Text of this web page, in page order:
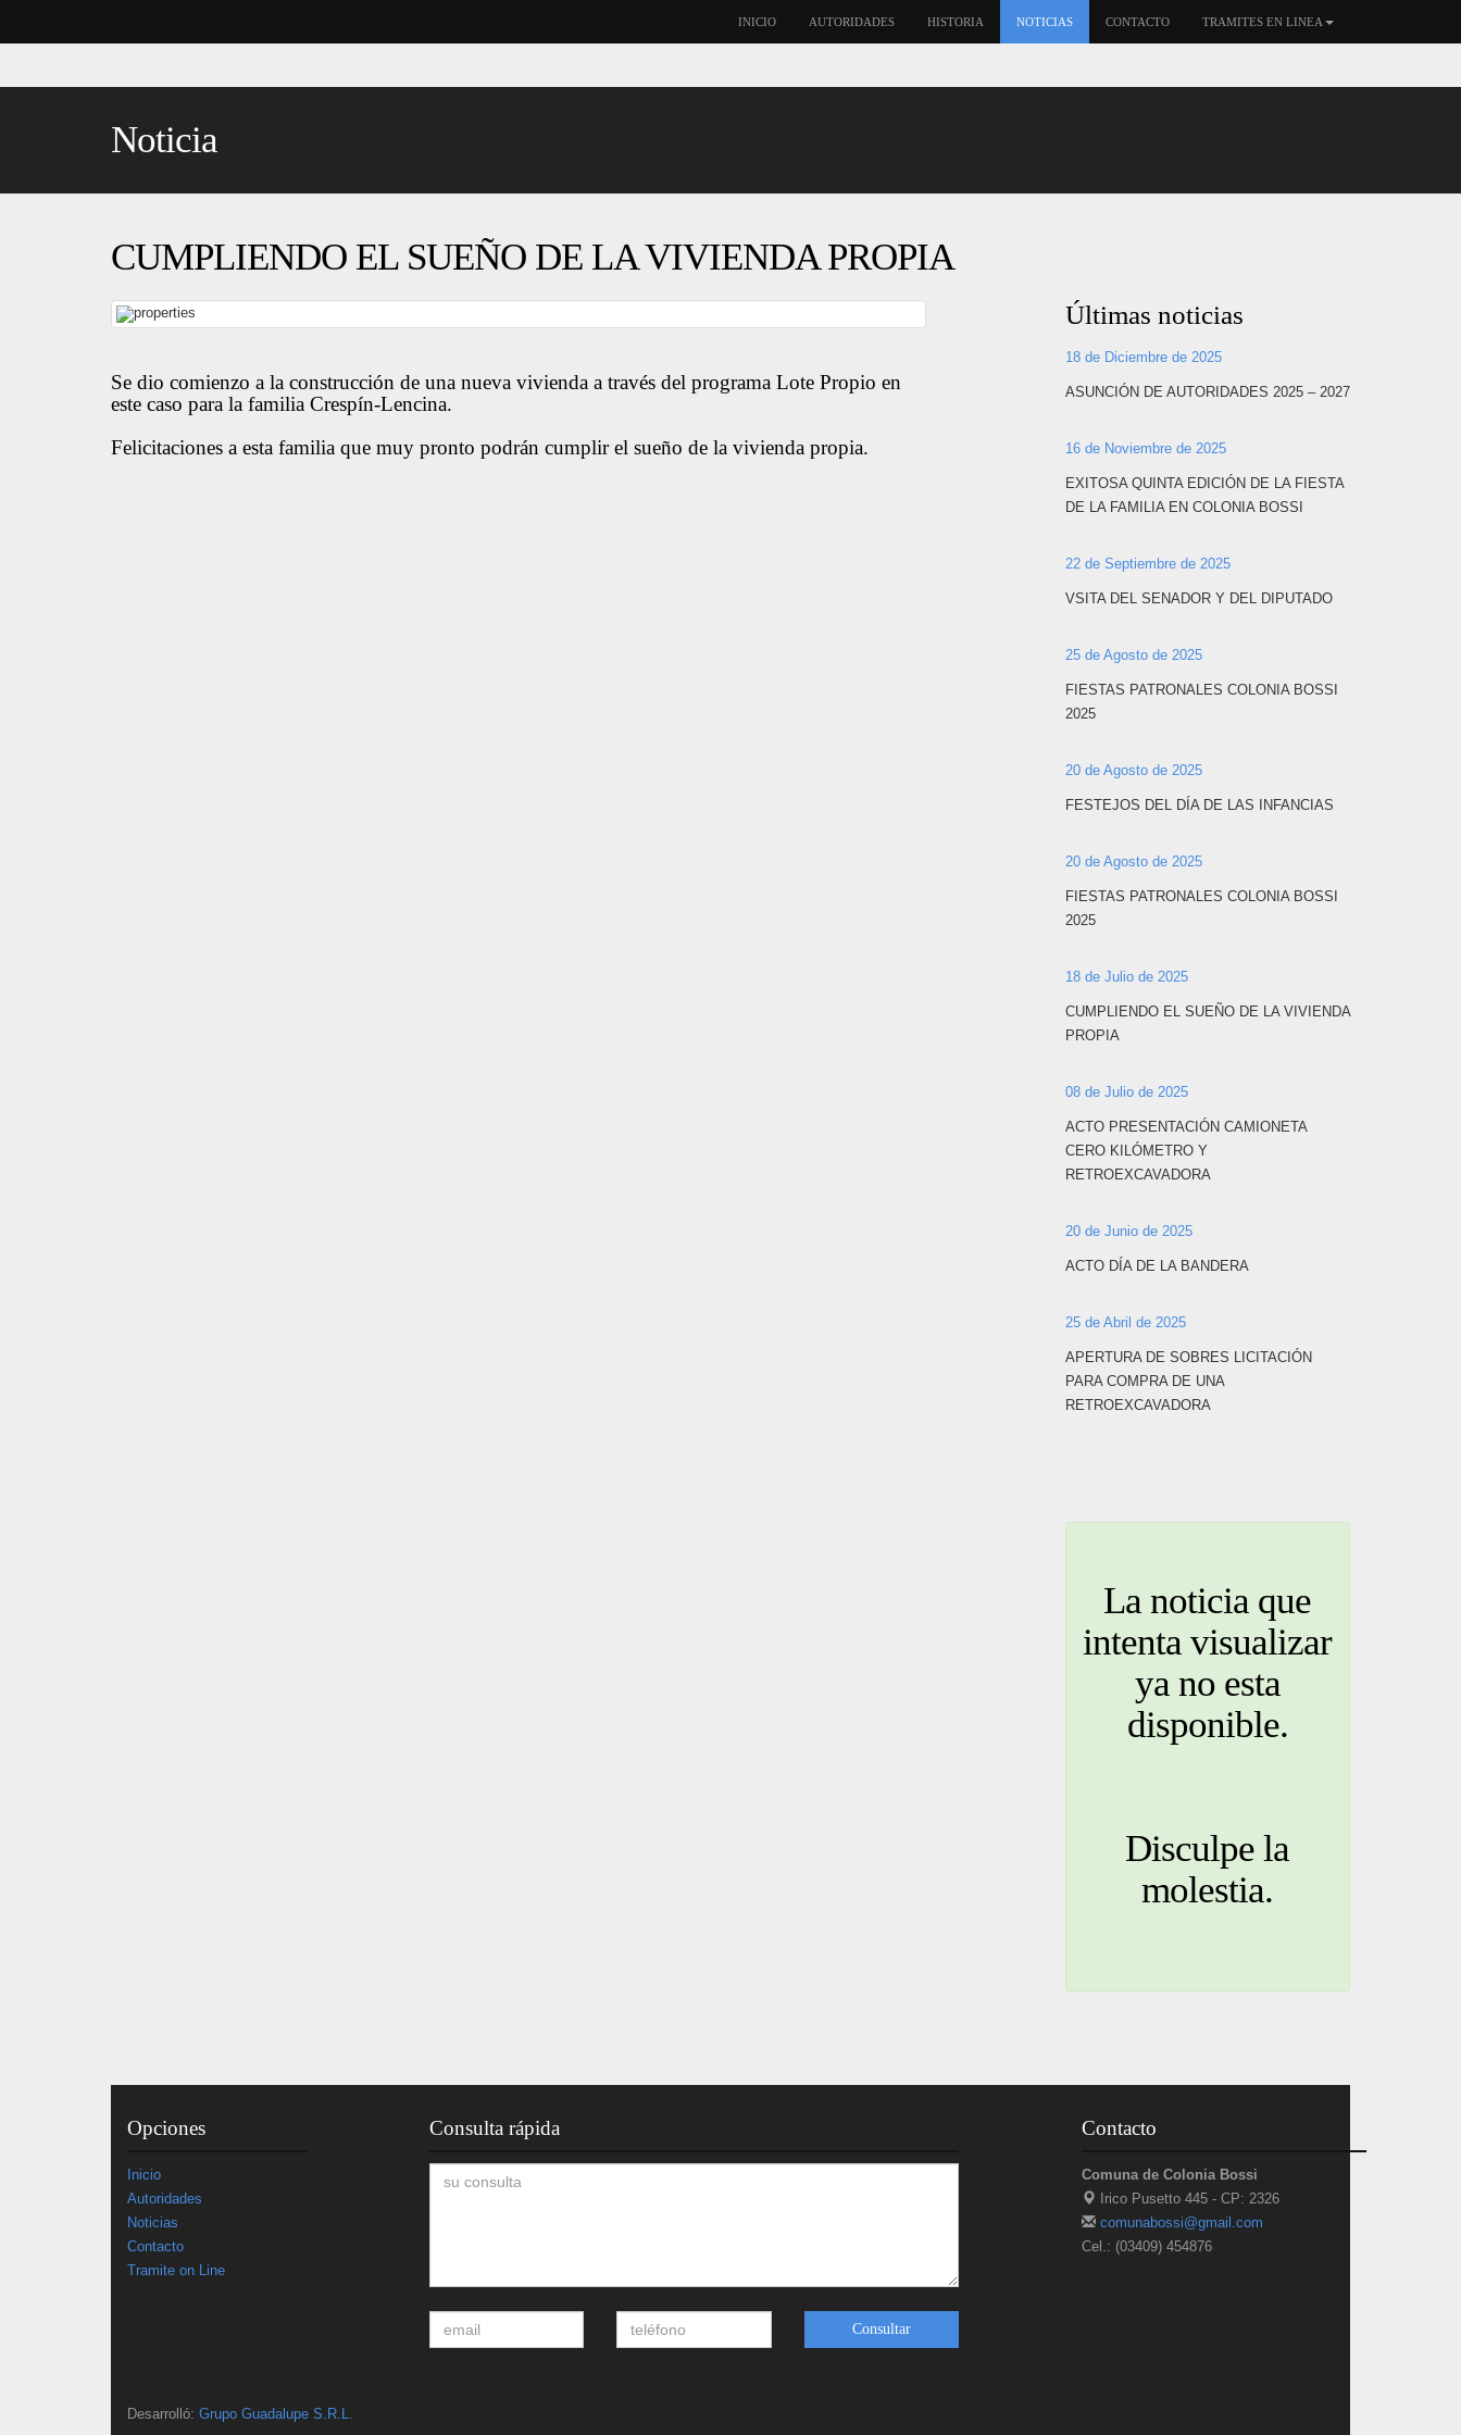
INICIO AUTORIDADES HISTORIA NOTICIAS CONTACTO TRAMITES EN LINEA
Noticia
CUMPLIENDO EL SUEÑO DE LA VIVIENDA PROPIA
Se dio comienzo a la construcción de una nueva vivienda a través del programa Lote Propio en
este caso para la familia Crespín-Lencina.
Felicitaciones a esta familia que muy pronto podrán cumplir el sueño de la vivienda propia.
Últimas noticias
18 de Diciembre de 2025
ASUNCIÓN DE AUTORIDADES 2025 – 2027
16 de Noviembre de 2025
EXITOSA QUINTA EDICIÓN DE LA FIESTA
DE LA FAMILIA EN COLONIA BOSSI
22 de Septiembre de 2025
VSITA DEL SENADOR Y DEL DIPUTADO
25 de Agosto de 2025
FIESTAS PATRONALES COLONIA BOSSI
2025
20 de Agosto de 2025
FESTEJOS DEL DÍA DE LAS INFANCIAS
20 de Agosto de 2025
FIESTAS PATRONALES COLONIA BOSSI
2025
18 de Julio de 2025
CUMPLIENDO EL SUEÑO DE LA VIVIENDA
PROPIA
08 de Julio de 2025
ACTO PRESENTACIÓN CAMIONETA
CERO KILÓMETRO Y
RETROEXCAVADORA
20 de Junio de 2025
ACTO DÍA DE LA BANDERA
25 de Abril de 2025
APERTURA DE SOBRES LICITACIÓN
PARA COMPRA DE UNA
RETROEXCAVADORA
La noticia que
intenta visualizar
ya no esta
disponible.
Disculpe la
molestia.
Opciones
Inicio
Autoridades
Noticias
Contacto
Tramite on Line
Consulta rápida
Consultar
Contacto
Comuna de Colonia Bossi
Irico Pusetto 445 - CP: 2326
comunabossi@gmail.com
Cel.: (03409) 454876
Desarrolló: Grupo Guadalupe S.R.L.